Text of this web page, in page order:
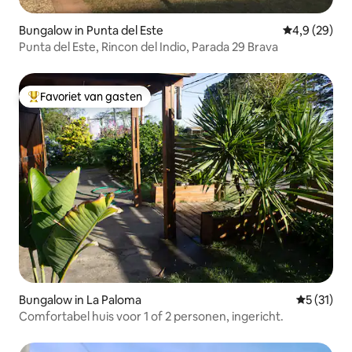
Bungalow in Punta del Este Gemiddelde
4,9 (29)
Punta del Este, Rincon del Indio, Parada 29 Brava
Topfavoriet van gasten
Favoriet van gasten
Bungalow in La Paloma
5 (31)
Comfortabel huis voor 1 of 2 personen, ingericht.